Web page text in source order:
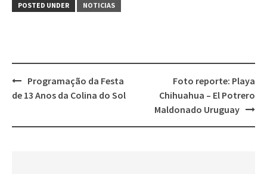
POSTED UNDER NOTICIAS
Post
navigation
Programação da Festa
de 13 Anos da Colina do Sol
Foto reporte: Playa
Chihuahua – El Potrero
Maldonado Uruguay